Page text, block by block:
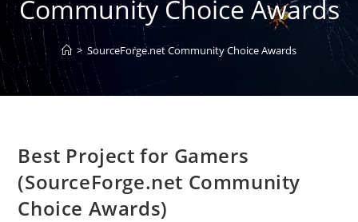
Community Choice Awards
> SourceForge.net Community Choice Awards
Best Project for Gamers
(SourceForge.net Community
Choice Awards)